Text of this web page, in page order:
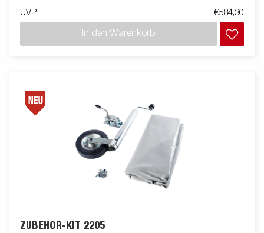
UVP €584,30
In den Warenkorb
ZUBEHÖR-KIT 2205